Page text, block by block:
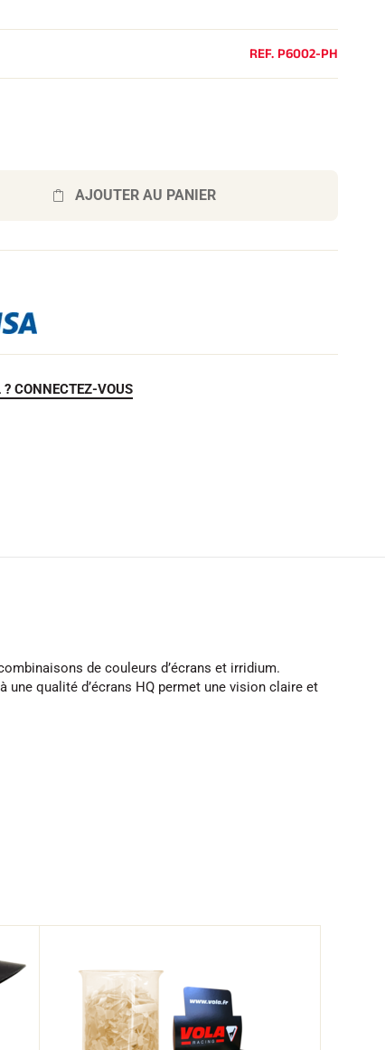
REF. P6002-PH
AJOUTER AU PANIER
? CONNECTEZ-VOUS
de couleurs d’écrans et irridium.
qualité d’écrans HQ permet une vision claire et